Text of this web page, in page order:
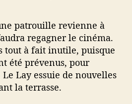
patrouille revienne à
regagner le cinéma.
tout à fait inutile, puisque
été prévenus, pour
Lay essuie de nouvelles
la terrasse.